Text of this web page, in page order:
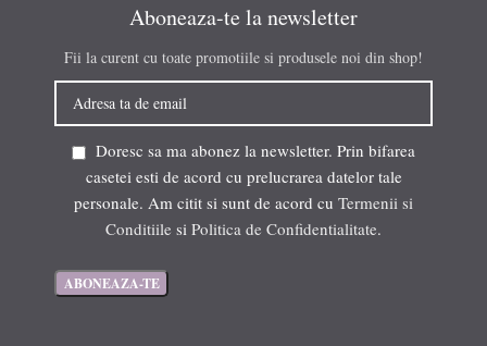
Aboneaza-te la newsletter
Fii la curent cu toate promotiile si produsele noi din shop!
Doresc sa ma abonez la newsletter. Prin bifarea
casetei esti de acord cu prelucrarea datelor tale
personale. Am citit si sunt de acord cu Termenii si
Conditiile si Politica de Confidentialitate.